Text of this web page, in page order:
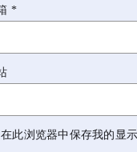
*
在此浏览器中保存我的显